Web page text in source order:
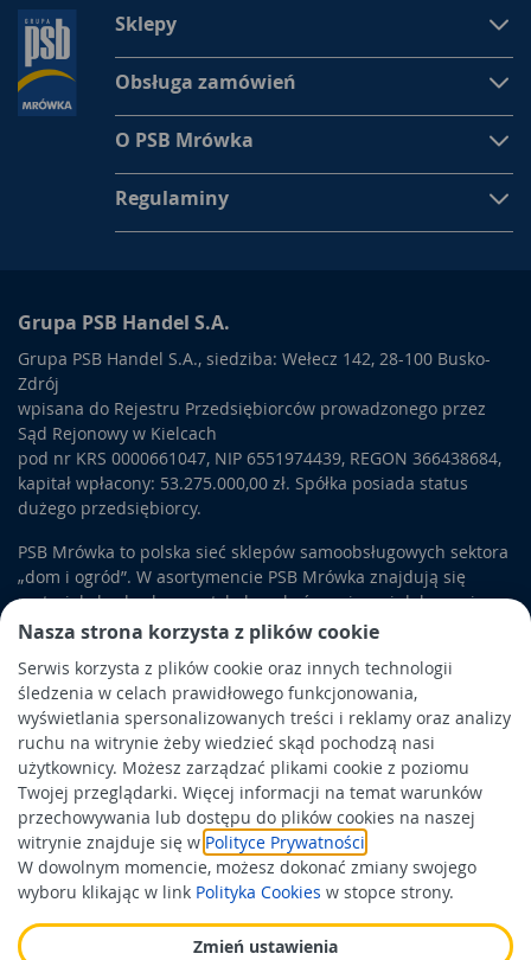
Nasza strona korzysta z plików cookie
Serwis korzysta z plików cookie oraz innych technologii
śledzenia w celach prawidłowego funkcjonowania,
wyświetlania spersonalizowanych treści i reklamy oraz analizy
ruchu na witrynie żeby wiedzieć skąd pochodzą nasi
użytkownicy. Możesz zarządzać plikami cookie z poziomu
Twojej przeglądarki. Więcej informacji na temat warunków
przechowywania lub dostępu do plików cookies na naszej
witrynie znajduje się w Polityce Prywatności
W dowolnym momencie, możesz dokonać zmiany swojego
wyboru klikając w link Polityka Cookies w stopce strony.
Zmień ustawienia
Sklepy
Obsługa zamówień
O PSB Mrówka
Regulaminy
Grupa PSB Handel S.A.
Grupa PSB Handel S.A., siedziba: Wełecz 142, 28-100 Busko-
Zdrój
wpisana do Rejestru Przedsiębiorców prowadzonego przez
Sąd Rejonowy w Kielcach
pod nr KRS 0000661047, NIP 6551974439, REGON 366438684,
kapitał wpłacony: 53.275.000,00 zł. Spółka posiada status
dużego przedsiębiorcy.
PSB Mrówka to polska sieć sklepów samoobsługowych sektora
„dom i ogród”. W asortymencie PSB Mrówka znajdują się
materiały budowlane, artykuły wykończeniowe i dekoracyjne,
wyposażenie łazienek i kuchni, elektronarzędzia, a także
artykuły związane z ogrodem i otoczeniem domu.
Obowiązek informacyjny
Polityka prywatności
Polityka Cookies
Odbiór zużytego sprzętu
Wspierają nas: